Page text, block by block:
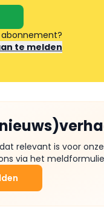
te melden
relevant is voor
via het